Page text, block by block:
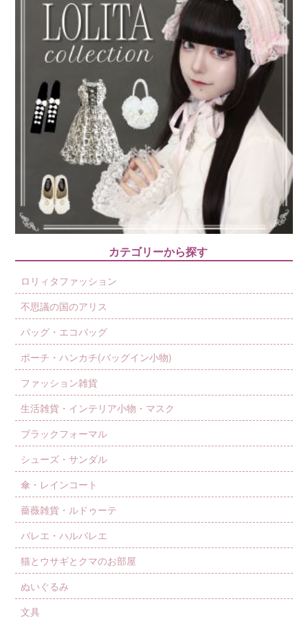
カテゴリーから探す
ロリィタファッション
不思議の国のアリス
バッグ・エコバッグ
ポーチ・ハンカチ(バッグイン小物)
ファッション雑貨
生活雑貨・インテリア小物・マスク
ブラックフォーマル
シューズ・サンダル
傘・レインコート
薔薇雑貨・ルドゥーテ
バレエ・ハルバレエ
猫とウサギとクマのお部屋
ぬいぐるみ
文具